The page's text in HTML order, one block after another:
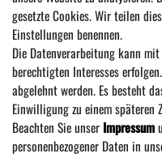
gesetzte Cookies. Wir teilen
Einstellungen benennen.
Die Datenverarbeitung kann
berechtigten Interesses
abgelehnt werden. Es besteht
Einwilligung zu einem späteren
Beachten Sie unser Impressum
personenbezogener Daten in